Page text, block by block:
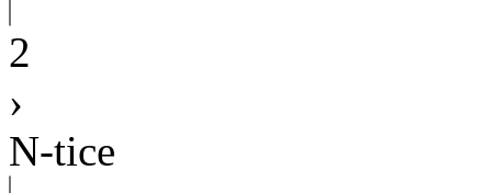
2
›
N-tice